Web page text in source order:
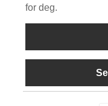
for deg.